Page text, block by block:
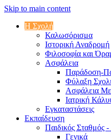
Skip to main content
Η Σχολή
Καλωσόρισμα
Iστορική Αναδρομή
Φιλοσοφία και
Ασφάλεια
Παράδοση-
Φύλαξη
Ασφάλεια
Ιατρική
Εγκαταστάσεις
Εκπαίδευση
Παιδικός Σταθμός
Γενικά